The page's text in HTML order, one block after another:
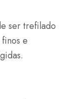
ser trefilado
e